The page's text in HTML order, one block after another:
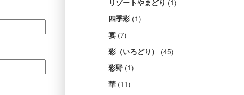
リゾートやまどり (1)
四季彩 (1)
宴 (7)
彩（いろどり） (45)
彩野 (1)
華 (11)